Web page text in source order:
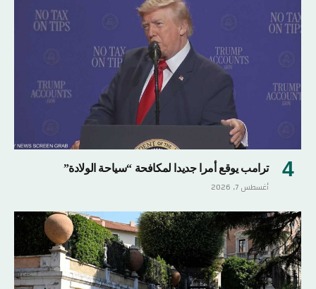
ترامب يوقع أمرا جديدا لمكافحة “سياحة الولادة”
أغسطس 7, 2026